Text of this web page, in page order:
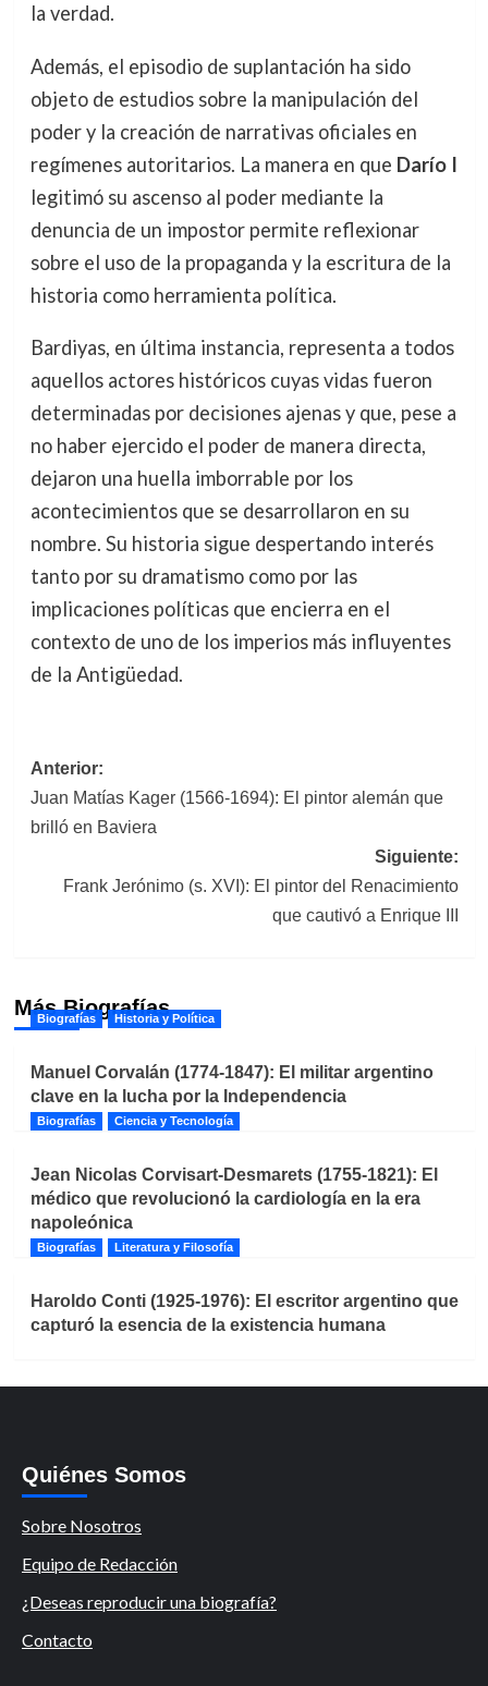
la verdad.
Además, el episodio de suplantación ha sido
objeto de estudios sobre la manipulación del
poder y la creación de narrativas oficiales en
regímenes autoritarios. La manera en que Darío I
legitimó su ascenso al poder mediante la
denuncia de un impostor permite reflexionar
sobre el uso de la propaganda y la escritura de la
historia como herramienta política.
Bardiyas, en última instancia, representa a todos
aquellos actores históricos cuyas vidas fueron
determinadas por decisiones ajenas y que, pese a
no haber ejercido el poder de manera directa,
dejaron una huella imborrable por los
acontecimientos que se desarrollaron en su
nombre. Su historia sigue despertando interés
tanto por su dramatismo como por las
implicaciones políticas que encierra en el
contexto de uno de los imperios más influyentes
de la Antigüedad.
Navegación
de
Anterior:
Juan Matías Kager (1566-1694): El pintor alemán que
brilló en Baviera
Siguiente:
Frank Jerónimo (s. XVI): El pintor del Renacimiento
que cautivó a Enrique III
Más Biografías
Biografías Historia y Política
Manuel Corvalán (1774-1847): El militar argentino
clave en la lucha por la Independencia
Biografías Ciencia y Tecnología
Jean Nicolas Corvisart-Desmarets (1755-1821): El
médico que revolucionó la cardiología en la era
napoleónica
Biografías Literatura y Filosofía
Haroldo Conti (1925-1976): El escritor argentino que
capturó la esencia de la existencia humana
Quiénes Somos
Sobre Nosotros
Equipo de Redacción
¿Deseas reproducir una biografía?
Contacto